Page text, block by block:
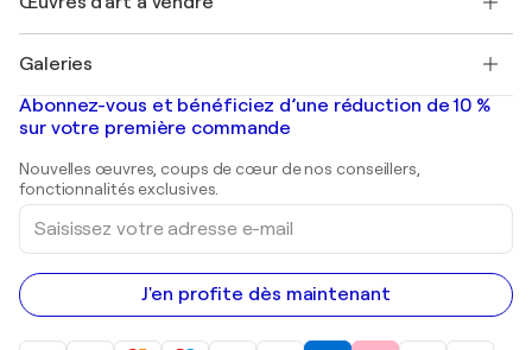
Marc Chagall
Banksy
Mr. Brainwash
Shepard Fairey
Tableaux abstraits à vendre
Peintures de paysage
Estampes
Peintures acryliques
Galeries
Galeries d'art en France
Galeries d'art en Belgique
Abonnez-vous et bénéficiez d’une réduction de 10 %
sur votre première commande
Nouvelles œuvres, coups de cœur de nos conseillers,
fonctionnalités exclusives.
Saisissez
votre
adresse
e-
mail
J'en profite dès maintenant